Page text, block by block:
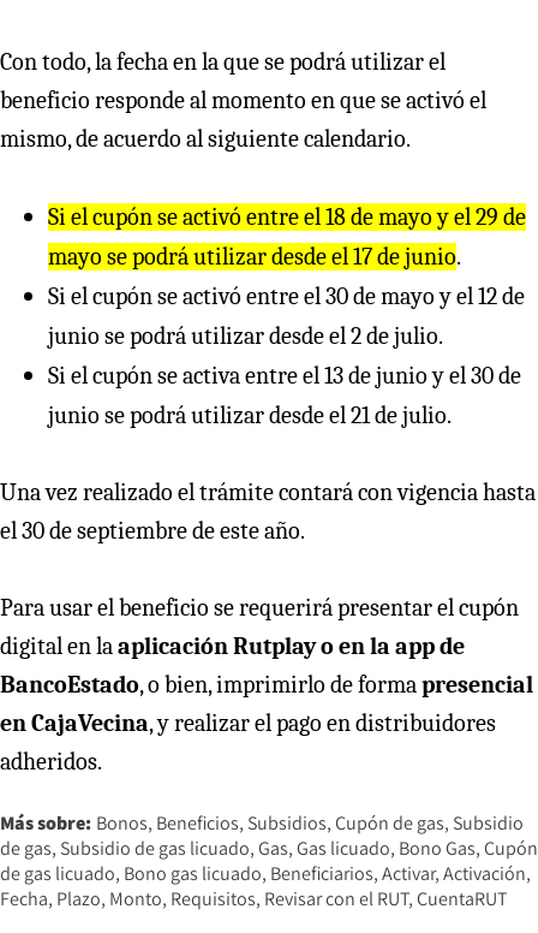
Con todo, la fecha en la que se podrá utilizar el
beneficio responde al momento en que se activó el
mismo, de acuerdo al siguiente calendario.
Si el cupón se activó entre el 18 de mayo y el 29 de
mayo se podrá utilizar desde el 17 de junio.
Si el cupón se activó entre el 30 de mayo y el 12 de
junio se podrá utilizar desde el 2 de julio.
Si el cupón se activa entre el 13 de junio y el 30 de
junio se podrá utilizar desde el 21 de julio.
Una vez realizado el trámite contará con vigencia hasta
el 30 de septiembre de este año.
Para usar el beneficio se requerirá presentar el cupón
digital en laaplicación Rutplay o en la app de
BancoEstado, o bien, imprimirlo de formapresencial
en CajaVecina, y realizar el pago en distribuidores
adheridos.
Más sobre: Bonos Beneficios Subsidios Cupón de gas Subsidio
de gas Subsidio de gas licuado Gas Gas licuado Bono Gas Cupón
de gas licuado Bono gas licuado Beneficiarios Activar Activación
Fecha Plazo Monto Requisitos Revisar con el RUT CuentaRUT